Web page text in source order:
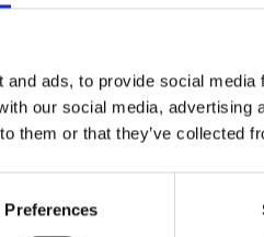
ads, to provide social
our social media,
them or that they’ve collected
Preferences
Partners
Soporte
Source-
Order-
Productos